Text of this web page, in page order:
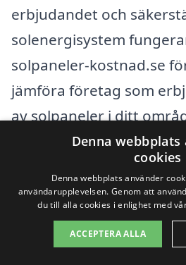
erbjudandet och
solenergisystem
solpaneler-kostnad.se
jämföra företag som
av solpaneler i ditt
Få 3 erbjudanden,
förpliktelser
Denna webbplats
cookies
Denna webbplats använder
användarupplevelsen. Genom att
du till alla cookies i enlighet med
ACCEPTERA ALLA